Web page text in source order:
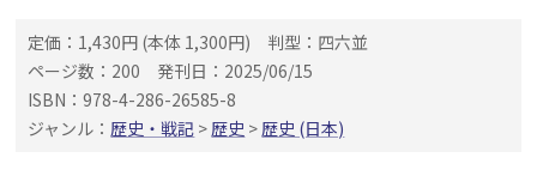
定価：1,430円 (本体 1,300円)
判型：四六並
ページ数：200
発刊日：2025/06/15
ISBN：978-4-286-26585-8
ジャンル：歴史・戦記 >歴史 >歴史 (日本)